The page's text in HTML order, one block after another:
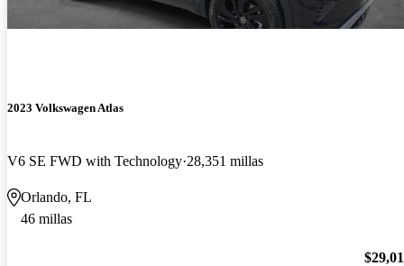
2023 Volkswagen Atlas
V6 SE FWD with Technology 28,351 millas
Orlando, FL
46 millas